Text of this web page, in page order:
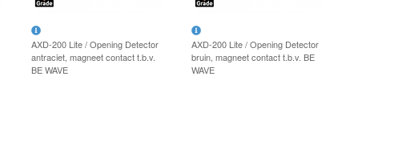
AXD-200 Lite / Opening Detector
antraciet, magneet contact t.b.v.
BE WAVE
AXD-200 Lite / Opening Detector
bruin, magneet contact t.b.v. BE
WAVE